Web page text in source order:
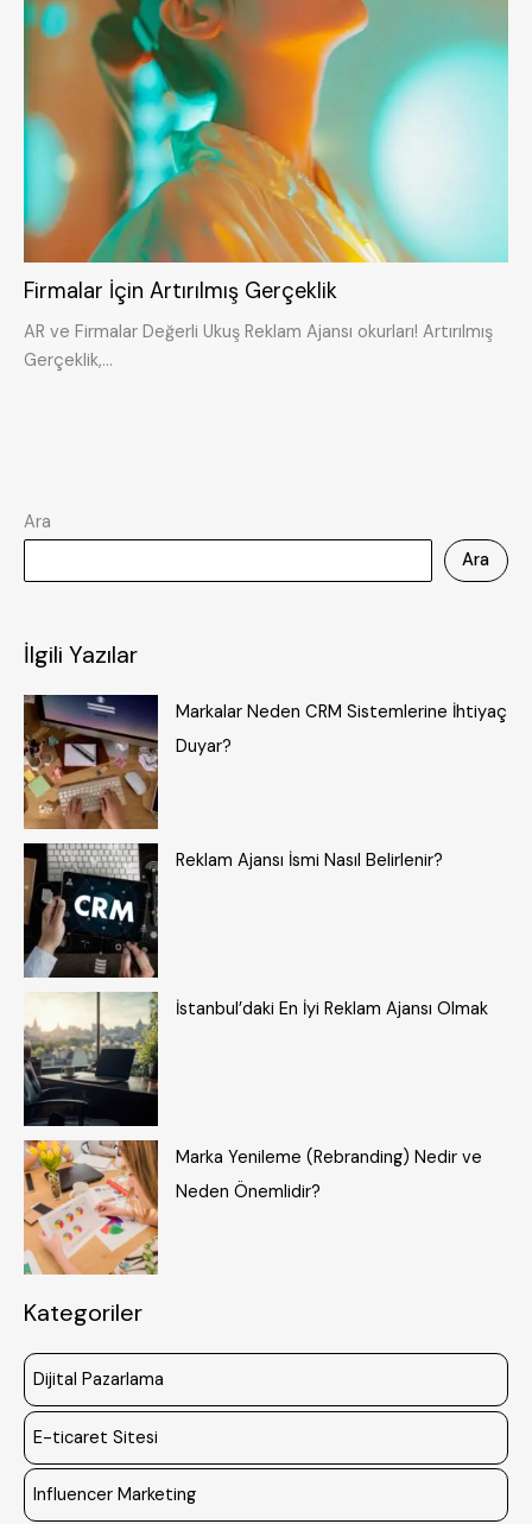
Firmalar İçin Artırılmış Gerçeklik
AR ve Firmalar Değerli Ukuş Reklam Ajansı okurları! Artırılmış
Gerçeklik,…
Ara
Ara
İlgili Yazılar
Markalar Neden CRM Sistemlerine İhtiyaç
Duyar?
Reklam Ajansı İsmi Nasıl Belirlenir?
İstanbul’daki En İyi Reklam Ajansı Olmak
Marka Yenileme (Rebranding) Nedir ve
Neden Önemlidir?
Kategoriler
Dijital Pazarlama
E-ticaret Sitesi
Influencer Marketing